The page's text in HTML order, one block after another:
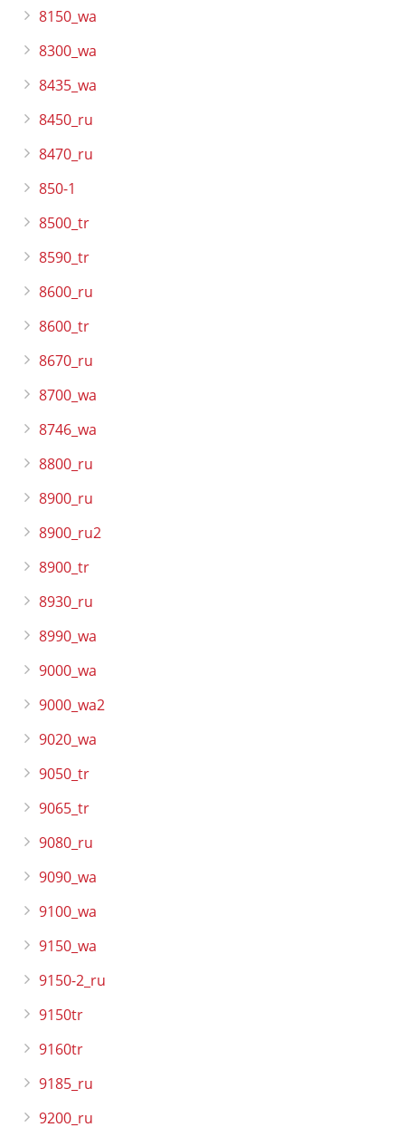
8150_wa
8300_wa
8435_wa
8450_ru
8470_ru
850-1
8500_tr
8590_tr
8600_ru
8600_tr
8670_ru
8700_wa
8746_wa
8800_ru
8900_ru
8900_ru2
8900_tr
8930_ru
8990_wa
9000_wa
9000_wa2
9020_wa
9050_tr
9065_tr
9080_ru
9090_wa
9100_wa
9150_wa
9150-2_ru
9150tr
9160tr
9185_ru
9200_ru